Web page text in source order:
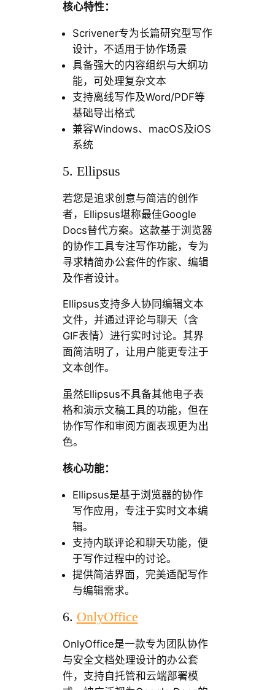
核心特性：
Scrivener专为长篇研究型写作
设计，不适用于协作场景
具备强大的内容组织与大纲功
能，可处理复杂文本
支持离线写作及Word/PDF等
基础导出格式
兼容Windows、macOS及iOS
系统
5. Ellipsus
若您是追求创意与简洁的创作
者，Ellipsus堪称最佳Google
Docs替代方案。这款基于浏览器
的协作工具专注写作功能，专为
寻求精简办公套件的作家、编辑
及作者设计。
Ellipsus支持多人协同编辑文本
文件，并通过评论与聊天（含
GIF表情）进行实时讨论。其界
面简洁明了，让用户能更专注于
文本创作。
虽然Ellipsus不具备其他电子表
格和演示文稿工具的功能，但在
协作写作和审阅方面表现更为出
色。
核心功能：
Ellipsus是基于浏览器的协作
写作应用，专注于实时文本编
辑。
支持内联评论和聊天功能，便
于写作过程中的讨论。
提供简洁界面，完美适配写作
与编辑需求。
6. OnlyOffice
OnlyOffice是一款专为团队协作
与安全文档处理设计的办公套
件，支持自托管和云端部署模